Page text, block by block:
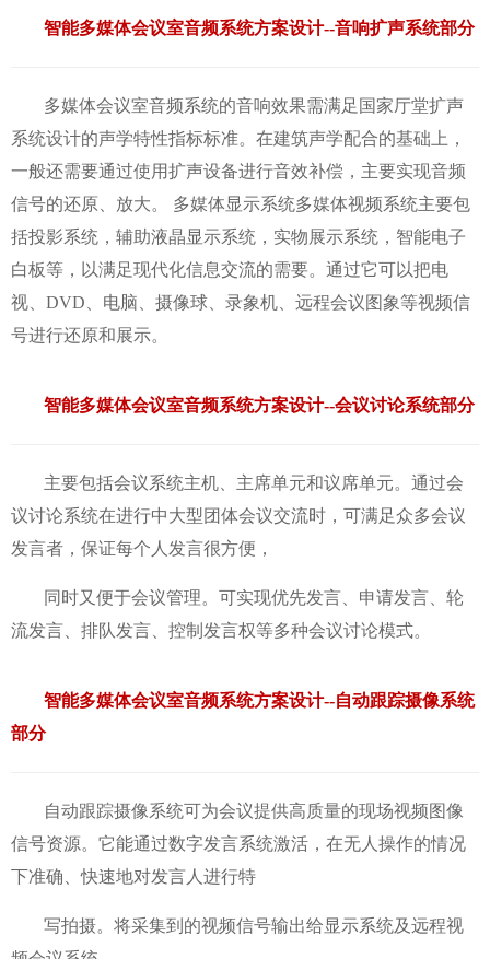
智能多媒体会议室音频系统方案设计--音响扩声系统部分
多媒体会议室音频系统的音响效果需满足国家厅堂扩声
系统设计的声学特性指标标准。在建筑声学配合的基础上，
一般还需要通过使用扩声设备进行音效补偿，主要实现音频
信号的还原、放大。 多媒体显示系统多媒体视频系统主要包
括投影系统，辅助液晶显示系统，实物展示系统，智能电子
白板等，以满足现代化信息交流的需要。通过它可以把电
视、DVD、电脑、摄像球、录象机、远程会议图象等视频信
号进行还原和展示。
智能多媒体会议室音频系统方案设计--会议讨论系统部分
主要包括会议系统主机、主席单元和议席单元。通过会
议讨论系统在进行中大型团体会议交流时，可满足众多会议
发言者，保证每个人发言很方便，
同时又便于会议管理。可实现优先发言、申请发言、轮
流发言、排队发言、控制发言权等多种会议讨论模式。
智能多媒体会议室音频系统方案设计--自动跟踪摄像系统
部分
自动跟踪摄像系统可为会议提供高质量的现场视频图像
信号资源。它能通过数字发言系统激活，在无人操作的情况
下准确、快速地对发言人进行特
写拍摄。将采集到的视频信号输出给显示系统及远程视